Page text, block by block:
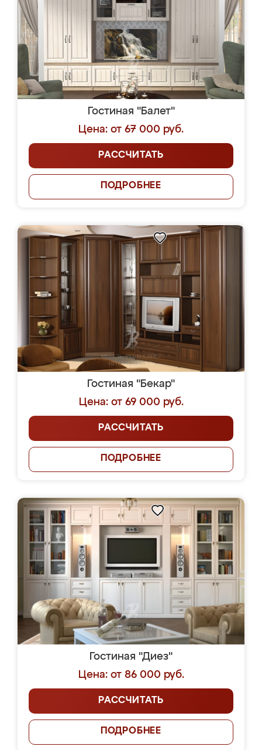
Гостиная "Балет"
Цена: от 67 000 руб.
РАССЧИТАТЬ
ПОДРОБНЕЕ
Гостиная "Бекар"
Цена: от 69 000 руб.
РАССЧИТАТЬ
ПОДРОБНЕЕ
Гостиная "Диез"
Цена: от 86 000 руб.
РАССЧИТАТЬ
ПОДРОБНЕЕ